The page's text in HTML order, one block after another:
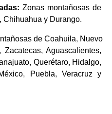
Zonas montañosas de
Chihuahua y Durango.
de Coahuila, Nuevo
Aguascalientes,
Querétaro, Hidalgo,
Puebla, Veracruz y